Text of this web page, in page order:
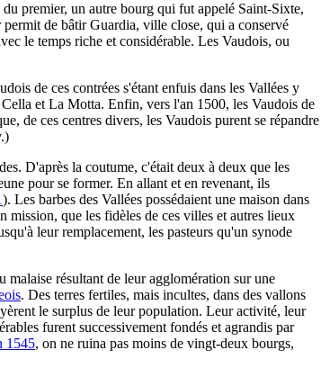
premier, un autre bourg qui fut appelé Saint-Sixte,
de bâtir Guardia, ville close, qui a conservé
le temps riche et considérable. Les Vaudois, ou
de ces contrées s'étant enfuis dans les Vallées y
et La Motta. Enfin, vers l'an 1500, les Vaudois de
de ces centres divers, les Vaudois purent se répandre
D'après la coutume, c'était deux à deux que les
pour se former. En allant et en revenant, ils
). Les barbes des Vallées possédaient une maison dans
mission, que les fidèles de ces villes et autres lieux
leur remplacement, les pasteurs qu'un synode
résultant de leur agglomération sur une
. Des terres fertiles, mais incultes, dans des vallons
le surplus de leur population. Leur activité, leur
furent successivement fondés et agrandis par
1545, on ne ruina pas moins de vingt-deux bourgs,